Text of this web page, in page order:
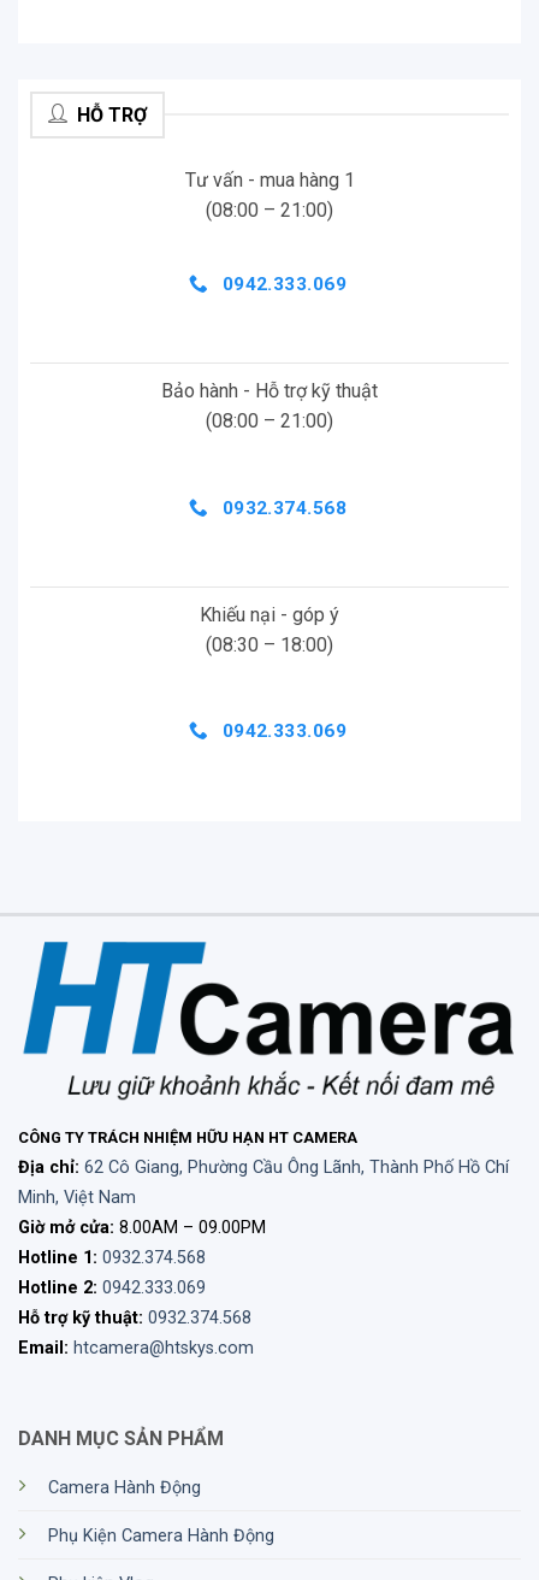
HỖ TRỢ
Tư vấn - mua hàng 1
(08:00 – 21:00)
0942.333.069
Bảo hành - Hỗ trợ kỹ thuật
(08:00 – 21:00)
0932.374.568
Khiếu nại - góp ý
(08:30 – 18:00)
0942.333.069
CÔNG TY TRÁCH NHIỆM HỮU HẠN HT CAMERA
Địa chỉ: 62 Cô Giang, Phường Cầu Ông Lãnh, Thành Phố Hồ Chí
Minh, Việt Nam
Giờ mở cửa: 8.00AM – 09.00PM
Hotline 1: 0932.374.568
Hotline 2: 0942.333.069
Hỗ trợ kỹ thuật: 0932.374.568
Email: htcamera@htskys.com
DANH MỤC SẢN PHẨM
Camera Hành Động
Phụ Kiện Camera Hành Động